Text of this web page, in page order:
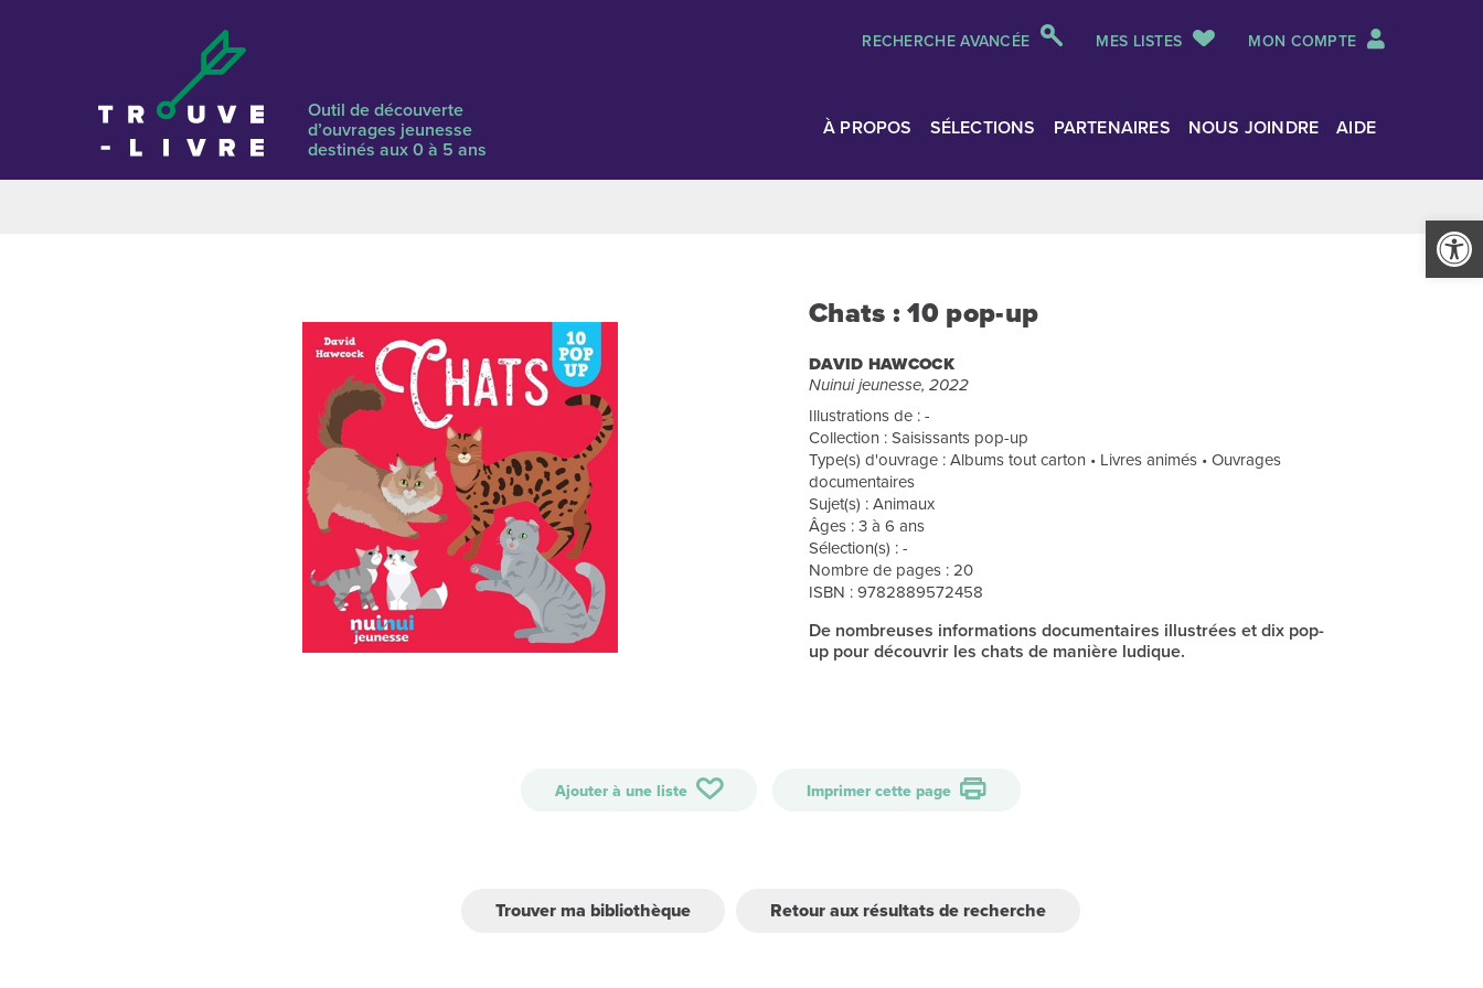
Ouvrir
RECHERCHE AVANCÉE MES LISTES MON COMPTE
Outil de découverte
d’ouvrages jeunesse
destinés aux 0 à 5 ans
À PROPOS SÉLECTIONS PARTENAIRES NOUS JOINDRE AIDE
Chats : 10 pop-up
DAVID HAWCOCK
Nuinui jeunesse, 2022
Illustrations de : -
Collection : Saisissants pop-up
Type(s) d'ouvrage : Albums tout carton • Livres animés • Ouvrages
documentaires
Sujet(s) : Animaux
Âges : 3 à 6 ans
Sélection(s) : -
Nombre de pages : 20
ISBN : 9782889572458
De nombreuses informations documentaires illustrées et dix pop-
up pour découvrir les chats de manière ludique.
Ajouter à une liste Imprimer cette page
Trouver ma bibliothèque Retour aux résultats de recherche